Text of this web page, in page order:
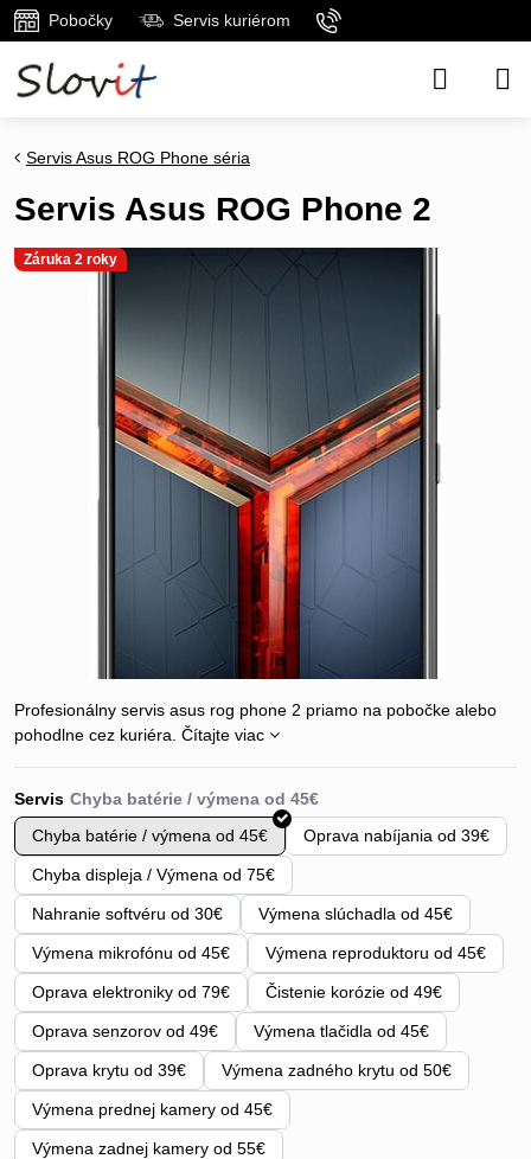
Pobočky Servis kuriérom
Záruka 2 roky
Servis Asus ROG Phone séria
Servis Asus ROG Phone 2
Profesionálny servis asus rog phone 2 priamo na pobočke alebo
pohodlne cez kuriéra. Čítajte viac
Servis
Chyba batérie / výmena od 45€
Oprava nabíjania od 39€
Chyba displeja / Výmena od 75€
Nahranie softvéru od 30€ Výmena slúchadla od 45€
Výmena mikrofónu od 45€ Výmena reproduktoru od 45€
Oprava elektroniky od 79€ Čistenie korózie od 49€
Oprava senzorov od 49€ Výmena tlačidla od 45€
Oprava krytu od 39€ Výmena zadného krytu od 50€
Výmena prednej kamery od 45€
Výmena zadnej kamery od 55€